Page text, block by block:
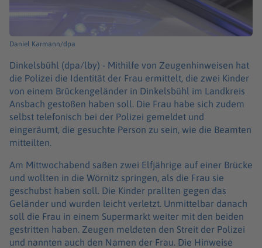
Daniel Karmann/dpa
Dinkelsbühl (dpa/lby) - Mithilfe von Zeugenhinweisen hat
die Polizei die Identität der Frau ermittelt, die zwei Kinder
von einem Brückengeländer in Dinkelsbühl im Landkreis
Ansbach gestoßen haben soll. Die Frau habe sich zudem
selbst telefonisch bei der Polizei gemeldet und
eingeräumt, die gesuchte Person zu sein, wie die Beamten
mitteilten.
Am Mittwochabend saßen zwei Elfjährige auf einer Brücke
und wollten in die Wörnitz springen, als die Frau sie
geschubst haben soll. Die Kinder prallten gegen das
Geländer und wurden leicht verletzt. Unmittelbar danach
soll die Frau in einem Supermarkt weiter mit den beiden
gestritten haben. Zeugen meldeten den Streit der Polizei
und nannten auch den Namen der Frau. Die Hinweise